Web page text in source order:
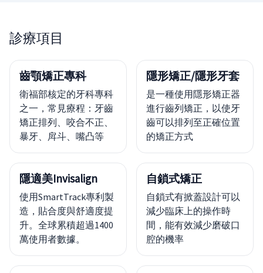
診療項目
齒顎矯正專科
衛福部核定的牙科專科
之一，常見療程：牙齒
矯正排列、咬合不正、
暴牙、戽斗、嘴凸等
隱形矯正/隱形牙套
是一種使用隱形矯正器
進行齒列矯正，以使牙
齒可以排列至正確位置
的矯正方式
隱適美Invisalign
使用SmartTrack專利製
造，貼合度與舒適度提
升。全球累積超過1400
萬使用者數據。
自鎖式矯正
自鎖式有掀蓋設計可以
減少臨床上的操作時
間，能有效減少磨破口
腔的機率